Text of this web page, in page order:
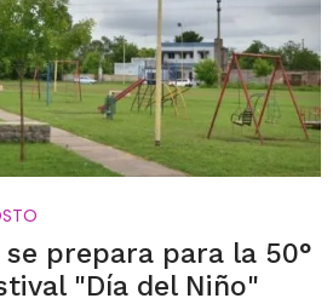
se prepara para la 50°
"Día del Niño"